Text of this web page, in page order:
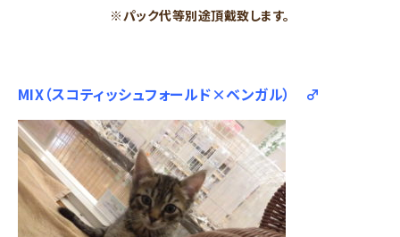
※パック代等別途頂戴致します。
MIX（スコティッシュフォールド×ベンガル） ♂